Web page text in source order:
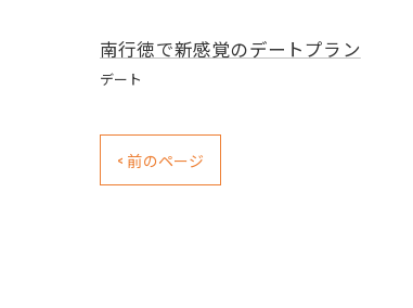
南行徳で新感覚のデートプラン
デート
< 前のページ